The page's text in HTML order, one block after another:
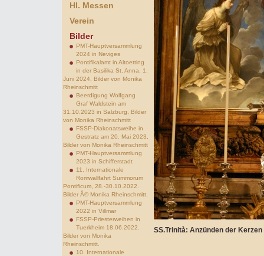
Hl. Messen
Verein
Bilder
PMT-Hauptversammlung
2024 in Neviges
Pontifikalamt in Altoetting
in der Basilika St. Anna, 1.
Juni 2024, Bilder von Monika
Rheinschmitt
Beerdigung Wolfgang
Graf Waldstein am
31.10.2023 in Salzburg, Bilder
von Monika Rheinschmitt
FSSP-Diakonatsweihe in
Gestratz am 20. Mai 2023,
Bilder von Monika Rheinschmitt
PMT-Hauptversammlung
2023 in Schifferstadt
11. Internationale
Romwallfahrt Summorum
Pontificum, 28.-30.10.2022.
Bilder Â© Monika Rheinschmitt.
PMT-Hauptversammlung
2022 in Villmar
FSSP-Priesterweihen in
Tuerkheim 18.06.2022.
Bilder von Monika
Rheinschmitt.
10. Internationale
SS.Trinità: Anzünden der